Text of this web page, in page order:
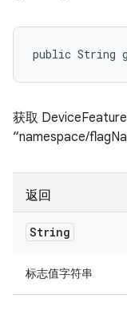
public String
获取
“namespace/
返回
String
标志值字符串